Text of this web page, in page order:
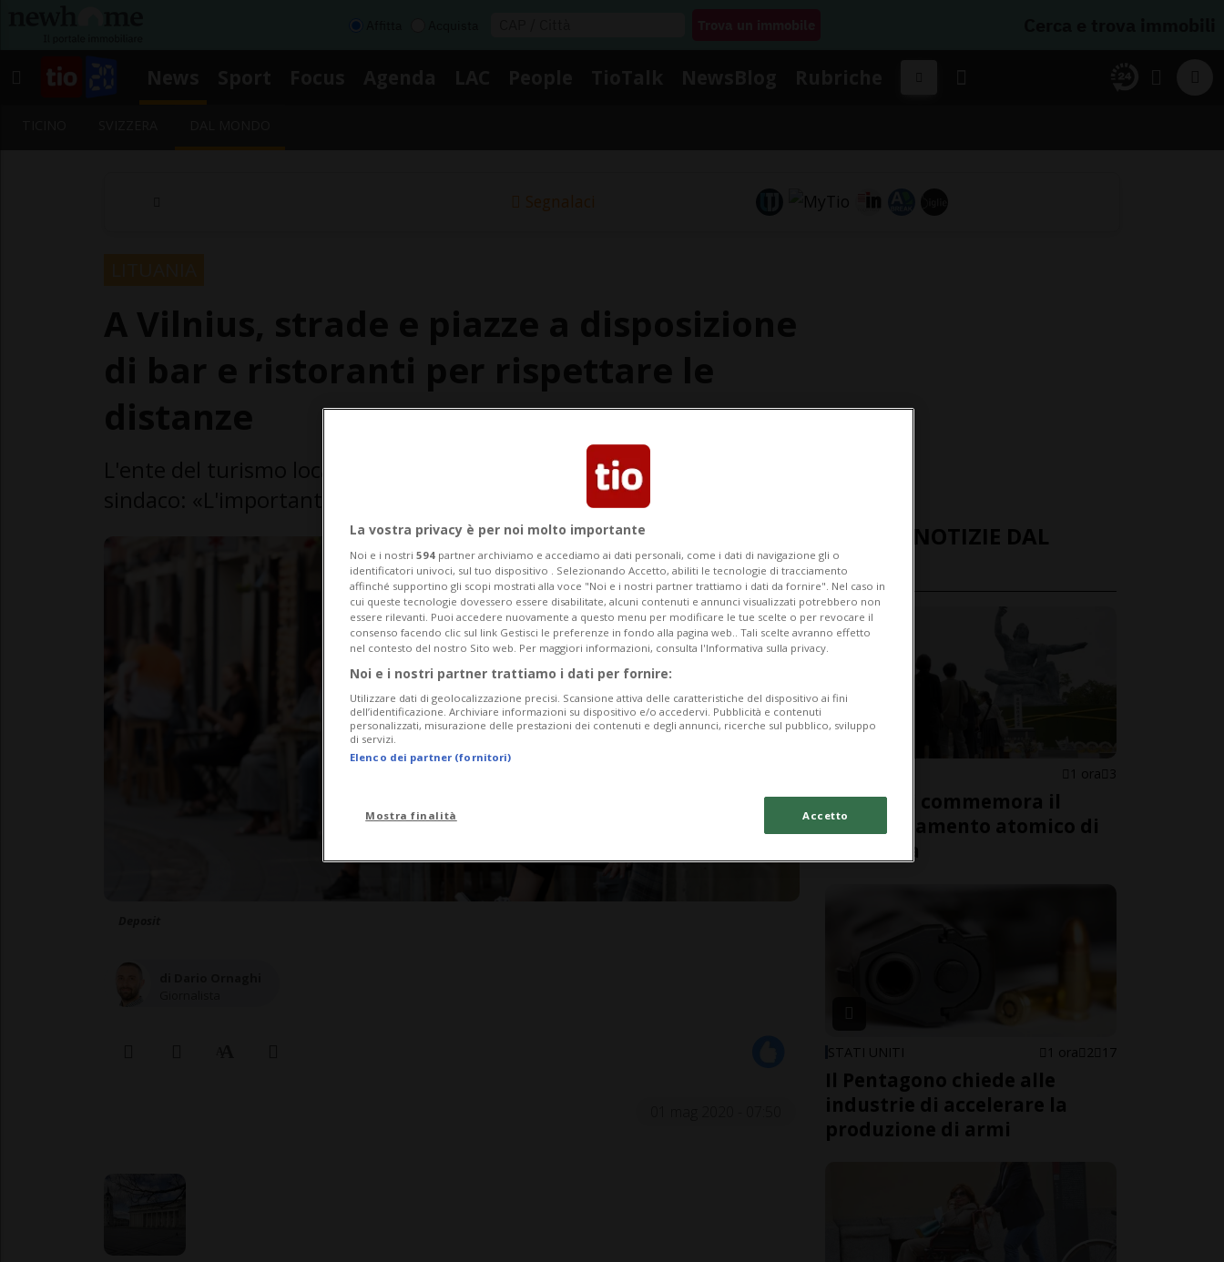
Segnalaci
L'ente del turismo locale promette «un gigantesco caffè all'aperto». Il
ULTIME NOTIZIE DAL
MONDO
1 ora 3
Nagasaki commemora il
bombardamento atomico di
STATI UNITI 1 ora 2 17
Il Pentagono chiede alle
industrie di accelerare la
produzione di armi
La vostra privacy è per noi molto importante
Noi e i nostri 594 partner archiviamo e accediamo ai dati personali, come i dati di navigazione gli o
identificatori univoci, sul tuo dispositivo . Selezionando Accetto, abiliti le tecnologie di tracciamento
affinché supportino gli scopi mostrati alla voce "Noi e i nostri partner trattiamo i dati da fornire". Nel caso in
cui queste tecnologie dovessero essere disabilitate, alcuni contenuti e annunci visualizzati potrebbero non
essere rilevanti. Puoi accedere nuovamente a questo menu per modificare le tue scelte o per revocare il
consenso facendo clic sul link Gestisci le preferenze in fondo alla pagina web.. Tali scelte avranno effetto
nel contesto del nostro Sito web. Per maggiori informazioni, consulta l'Informativa sulla privacy.
Noi e i nostri partner trattiamo i dati per fornire:
Utilizzare dati di geolocalizzazione precisi. Scansione attiva delle caratteristiche del dispositivo ai fini
dell’identificazione. Archiviare informazioni su dispositivo e/o accedervi. Pubblicità e contenuti
personalizzati, misurazione delle prestazioni dei contenuti e degli annunci, ricerche sul pubblico, sviluppo
di servizi.
Elenco dei partner (fornitori)
Mostra finalità Accetto